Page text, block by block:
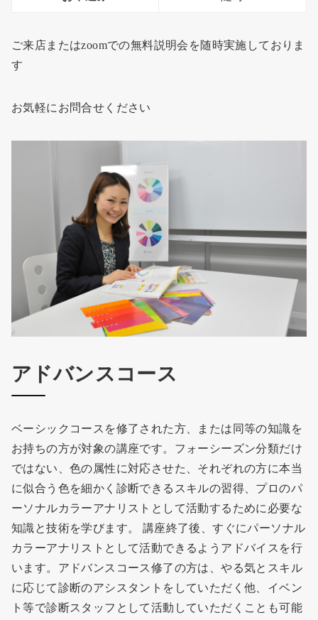
ご来店またはzoomでの無料説明会を随時実施しておりま
す
お気軽にお問合せください
アドバンスコース
ベーシックコースを修了された方、または同等の知識を
お持ちの方が対象の講座です。フォーシーズン分類だけ
ではない、色の属性に対応させた、それぞれの方に本当
に似合う色を細かく診断できるスキルの習得、プロのパ
ーソナルカラーアナリストとして活動するために必要な
知識と技術を学びます。 講座終了後、すぐにパーソナル
カラーアナリストとして活動できるようアドバイスを行
います。アドバンスコース修了の方は、やる気とスキル
に応じて診断のアシスタントをしていただく他、イベン
ト等で診断スタッフとして活動していただくことも可能